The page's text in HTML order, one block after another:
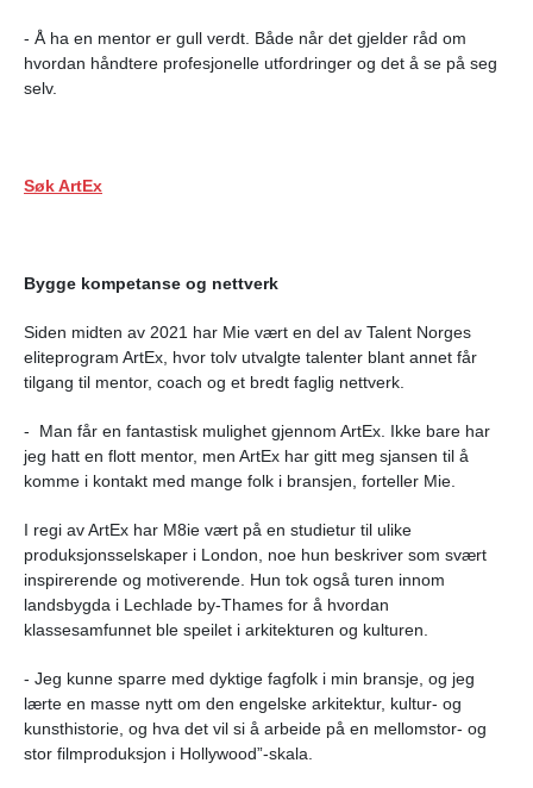
- Å ha en mentor er gull verdt. Både når det gjelder råd om
hvordan håndtere profesjonelle utfordringer og det å se på seg
selv.
Søk ArtEx
Bygge kompetanse og nettverk
Siden midten av 2021 har Mie vært en del av Talent Norges
eliteprogram ArtEx, hvor tolv utvalgte talenter blant annet får
tilgang til mentor, coach og et bredt faglig nettverk.
-
Man får en fantastisk mulighet gjennom ArtEx. Ikke bare har
jeg hatt en flott mentor, men ArtEx har gitt meg sjansen til å
komme i kontakt med mange folk i bransjen, forteller Mie.
I regi av ArtEx har M8ie vært på en studietur til ulike
produksjonsselskaper i London, noe hun beskriver som svært
inspirerende og motiverende. Hun tok også turen innom
landsbygda i Lechlade by-Thames for å hvordan
klassesamfunnet ble speilet i arkitekturen og kulturen.
- Jeg kunne sparre med dyktige fagfolk i min bransje, og jeg
lærte en masse nytt om den engelske arkitektur, kultur- og
kunsthistorie, og hva det vil si å arbeide på en mellomstor- og
stor filmproduksjon i Hollywood”-skala.